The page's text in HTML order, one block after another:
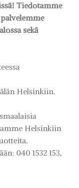
Tiedotamme
sekä
Helsinkiin.
Helsinkiin
040 1532 153,